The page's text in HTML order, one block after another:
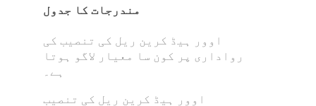
مندرجات کا جدول
اوور ہیڈ کرین ریل کی تنصیب کی
رواداری پر کون سا معیار لاگو ہوتا
ہے۔
اوور ہیڈ کرین ریل کی تنصیب